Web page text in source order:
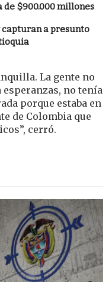
$900.000 millones
capturan a presunto
La gente no
no tenía
porque estaba en
de Colombia que
cerró.